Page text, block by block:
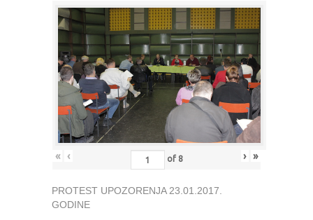
« ‹ of 8 › »
PROTEST UPOZORENJA 23.01.2017.
GODINE